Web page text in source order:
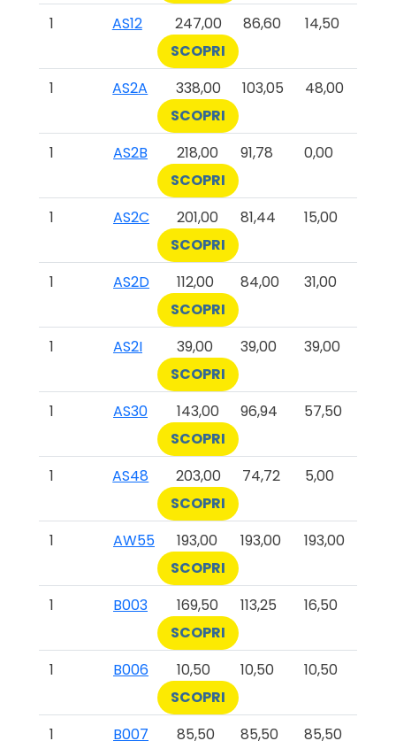
1
AS12 247,00 86,60
14,50
SCOPRI
1
AS2A 338,00 103,05
48,00
SCOPRI
1
AS2B 218,00 91,78
0,00
SCOPRI
1
AS2C 201,00 81,44
15,00
SCOPRI
1
AS2D 112,00 84,00
31,00
SCOPRI
1
AS2I 39,00 39,00
39,00
SCOPRI
1
AS30 143,00 96,94
57,50
SCOPRI
1
AS48 203,00 74,72
5,00
SCOPRI
1
AW55 193,00 193,00
193,00
SCOPRI
1
B003 169,50 113,25
16,50
SCOPRI
1
B006 10,50 10,50
10,50
SCOPRI
1
B007 85,50 85,50 85,50